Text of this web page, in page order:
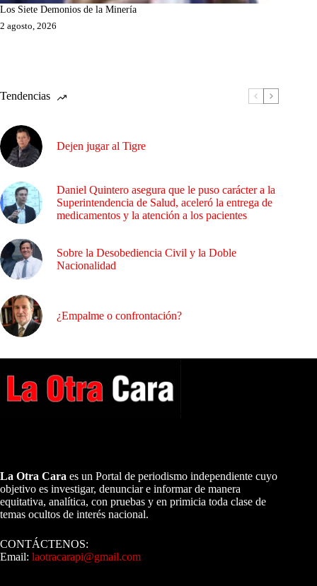
Los Siete Demonios de la Minería
2 agosto, 2026
Tendencias
Dejen jugar al Tigre
Daniel Quintero asegura que le puso carácter a la
Superintendencia de Salud, aceleró la entrega de
medicamentos y la atención a los pacientes
Sobre la Desobediencia Civil y la Doble
Nacionalidad
¿Empalme o confrontación?
La Otra Cara es un Portal de periodismo independiente cuyo
objetivo es investigar, denunciar e informar de manera
equitativa, analítica, con pruebas y en primicia toda clase de
temas ocultos de interés nacional.
CONTÁCTENOS:
Email: laotracarapi@gmail.com